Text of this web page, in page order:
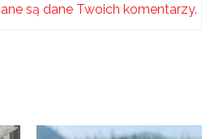
są dane Twoich komentarzy.